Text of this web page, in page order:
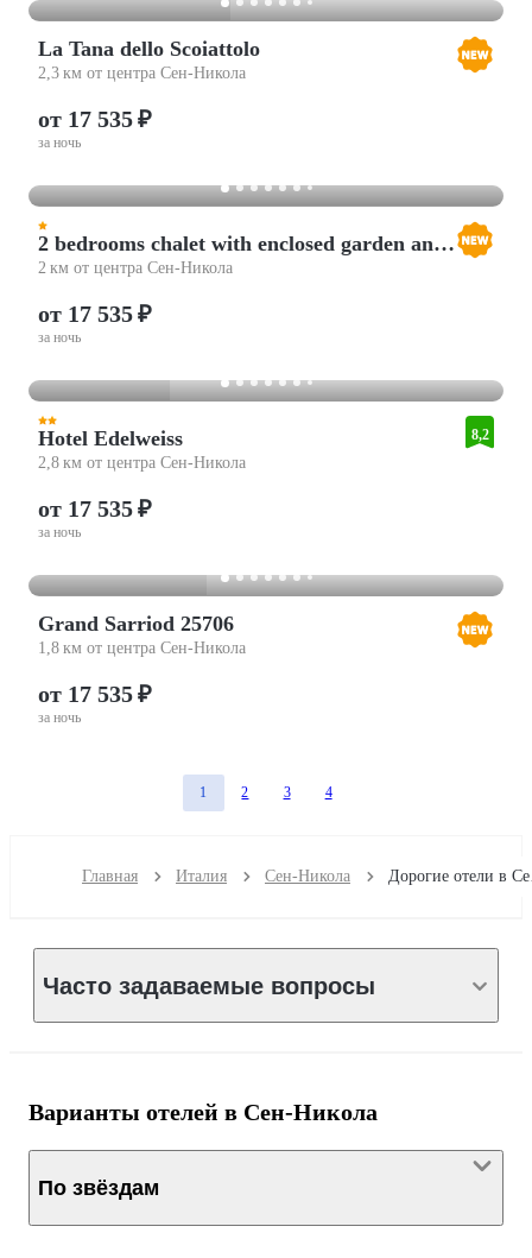
La Tana dello Scoiattolo
2,3 км от центра Сен-Никола
от 17 535 ₽
за ночь
2 bedrooms chalet with enclosed garden and wifi at Gratillon
2 км от центра Сен-Никола
от 17 535 ₽
за ночь
Hotel Edelweiss
2,8 км от центра Сен-Никола
8,2
от 17 535 ₽
за ночь
Grand Sarriod 25706
1,8 км от центра Сен-Никола
от 17 535 ₽
за ночь
1 2 3 4
Главная Италия Сен-Никола
Часто задаваемые вопросы
Варианты отелей в Сен-Никола
По звёздам